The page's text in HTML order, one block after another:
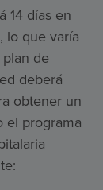
14 días en
lo que varía
de
deberá
obtener un
el programa